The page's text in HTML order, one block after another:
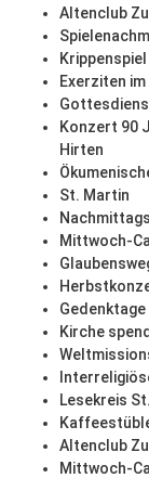
Altenclub
Exerziten
Konzert 90
Hirten
St. Martin
Mittwoch-
Kirche
Lesekreis
Altenclub
Mittwoch-